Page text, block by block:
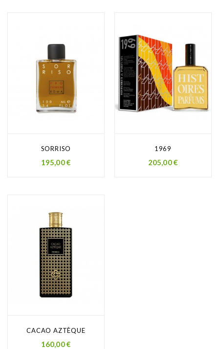
SORRISO
Prezzo
195,00 €
1969
Prezzo
205,00 €
CACAO AZTÈQUE
Prezzo
160,00 €